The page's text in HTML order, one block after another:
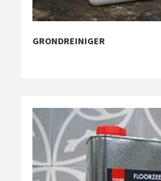
GRONDREINIGER